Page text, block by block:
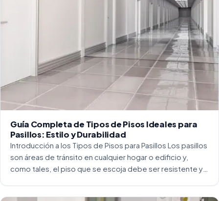
Guía Completa de Tipos de Pisos Ideales para
Pasillos: Estilo y Durabilidad
Introducción a los Tipos de Pisos para Pasillos Los pasillos
son áreas de tránsito en cualquier hogar o edificio y,
como tales, el piso que se escoja debe ser resistente y